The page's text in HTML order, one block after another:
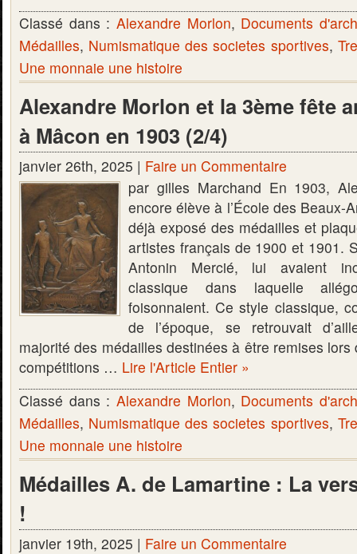
Classé dans : Alexandre Morlon, Documents
Médailles, Numismatique des societes sportives,
Une monnaie une histoire
Alexandre Morlon et la 3ème fête
à Mâcon en 1903 (2/4)
janvier 26th, 2025 | Faire un Commentaire
par gilles Marchand En 1903,
encore élève à l’École des Beaux-
déjà exposé des médailles et
artistes français de 1900 et 1901.
Antonin Mercié, lui avaient
classique dans laquelle
foisonnaient. Ce style classique,
de l’époque, se retrouvait
majorité des médailles destinées à être remises
compétitions … Lire l'Article Entier »
Classé dans : Alexandre Morlon, Documents
Médailles, Numismatique des societes sportives,
Une monnaie une histoire
Médailles A. de Lamartine : La
!
janvier 19th, 2025 | Faire un Commentaire